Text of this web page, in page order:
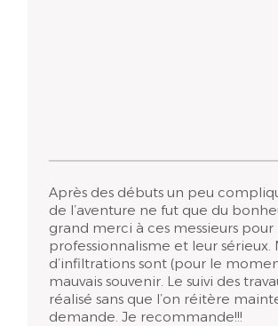
Après des débuts un peu
de l’aventure ne fut que du
grand merci à ces messieurs pour
professionnalisme et leur sérieux.
d’infiltrations sont (pour le
mauvais souvenir. Le suivi des
réalisé sans que l’on réitère
demande. Je recommande!!!